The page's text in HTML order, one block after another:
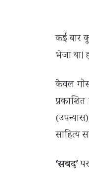
कई बार
भेजा था।
केवल
साहित्य
‘सबद’